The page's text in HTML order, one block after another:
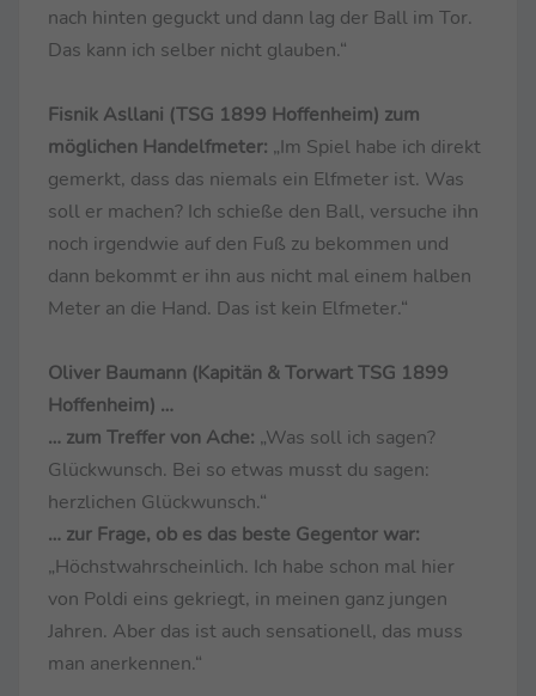
nach hinten geguckt und dann lag der Ball im Tor.
Das kann ich selber nicht glauben.“
Fisnik Asllani (TSG 1899 Hoffenheim) zum
möglichen Handelfmeter: „Im Spiel habe ich direkt
gemerkt, dass das niemals ein Elfmeter ist. Was
soll er machen? Ich schieße den Ball, versuche ihn
noch irgendwie auf den Fuß zu bekommen und
dann bekommt er ihn aus nicht mal einem halben
Meter an die Hand. Das ist kein Elfmeter.“
Oliver Baumann (Kapitän & Torwart TSG 1899
Hoffenheim) …
… zum Treffer von Ache: „Was soll ich sagen?
Glückwunsch. Bei so etwas musst du sagen:
herzlichen Glückwunsch.“
… zur Frage, ob es das beste Gegentor war:
„Höchstwahrscheinlich. Ich habe schon mal hier
von Poldi eins gekriegt, in meinen ganz jungen
Jahren. Aber das ist auch sensationell, das muss
man anerkennen.“